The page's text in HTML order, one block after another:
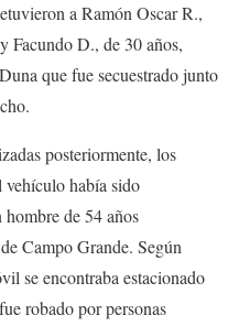
a Ramón Oscar R.,
Facundo D., de 30 años,
que fue secuestrado junto
posteriormente, los
vehículo había sido
de 54 años
Campo Grande. Según
se encontraba estacionado
robado por personas